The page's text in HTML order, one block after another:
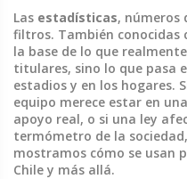
Las estadísticas, números
filtros. También conocidas
la base de lo que
titulares, sino lo que pasa
estadios y en los hogares.
equipo merece estar en
apoyo real, o si una ley
termómetro de la
mostramos cómo se usan
Chile y más allá.